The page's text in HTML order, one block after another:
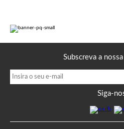
Subscreva a
Siga-